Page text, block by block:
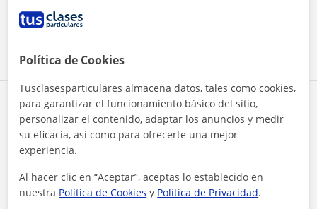
Ver todas las valoraciones
Reconocimientos
Profesor verificado
Lara tiene el Perfil Verificado
Política de Cookies
Tusclasesparticulares almacena datos, tales como cookies,
para garantizar el funcionamiento básico del sitio,
personalizar el contenido, adaptar los anuncios y medir
su eficacia, así como para ofrecerte una mejor
experiencia.
Al hacer clic en “Aceptar”, aceptas lo establecido en
nuestra Política de Cookies y Política de Privacidad.